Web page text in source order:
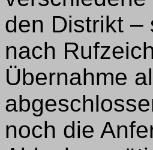
den Distrikt –
nach
Übernahme
noch die